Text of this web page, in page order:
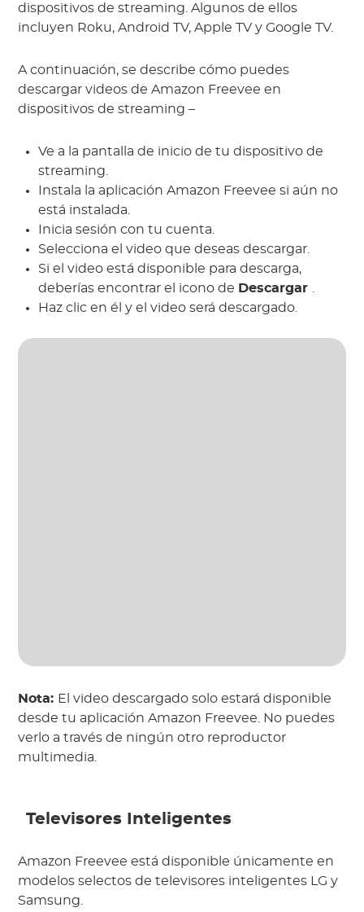
dispositivos de streaming. Algunos de ellos
incluyen Roku, Android TV, Apple TV y Google TV.
A continuación, se describe cómo puedes
descargar videos de Amazon Freevee en
dispositivos de streaming –
Ve a la pantalla de inicio de tu dispositivo de
streaming.
Instala la aplicación Amazon Freevee si aún no
está instalada.
Inicia sesión con tu cuenta.
Selecciona el video que deseas descargar.
Si el video está disponible para descarga,
deberías encontrar el icono de Descargar
Haz clic en él y el video será descargado.
Nota: El video descargado solo estará disponible
desde tu aplicación Amazon Freevee. No puedes
verlo a través de ningún otro reproductor
multimedia.
Televisores Inteligentes
Amazon Freevee está disponible únicamente en
modelos selectos de televisores inteligentes LG y
Samsung.